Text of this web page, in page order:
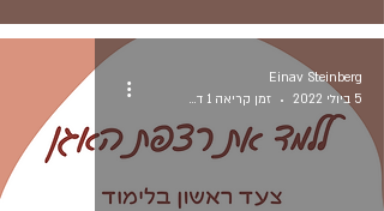
Einav Steinberg
5 ביולי 2022
זמן קריאה 1 דקות